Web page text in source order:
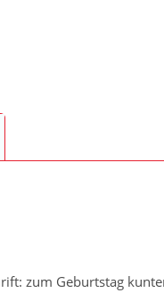
zum Geburtstag